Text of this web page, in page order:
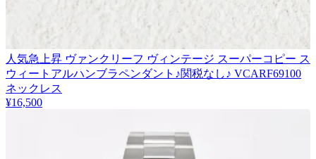
人気急上昇 ヴァンクリーフ ヴィンテージ スーパーコピー ス
ウィートアルハンブラペンダント♪関税なし♪ VCARF69100
ネックレス
¥16,500